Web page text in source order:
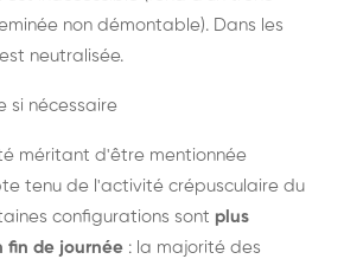
non démontable). Dans les
neutralisée.
si nécessaire
méritant d'être mentionnée
tenu de l'activité crépusculaire du
configurations sont plus
fin de journée : la majorité des